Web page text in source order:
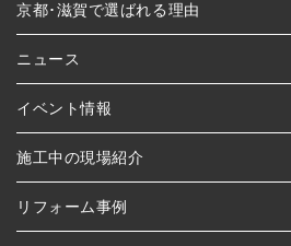
京都･滋賀で選ばれる理由
ニュース
イベント情報
施工中の現場紹介
リフォーム事例